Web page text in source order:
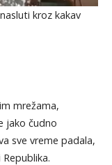
kroz kakav
mrežama,
jako čudno
sve vreme padala,